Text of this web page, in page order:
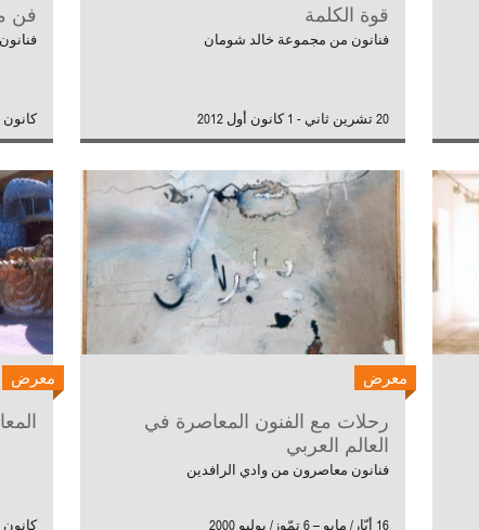
قوة الكلمة
فنانون من مجموعة خالد شومان
20 تشرين ثاني - 1 كانون أول 2012
فن
كانون أول
معرض
رحلات مع الفنون المعاصرة في
العالم العربي
فنانون معاصرون من وادي الرافدين
16 أيّار/ مايو – 6 تمّوز/ يوليو 2000
معرض
كانون